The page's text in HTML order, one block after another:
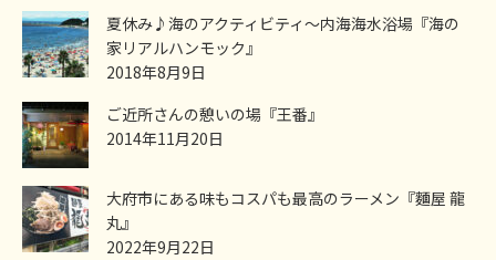
夏休み♪海のアクティビティ～内海海水浴場『海の
家リアルハンモック』
2018年8月9日
ご近所さんの憩いの場『王番』
2014年11月20日
大府市にある味もコスパも最高のラーメン『麵屋 龍
丸』
2022年9月22日